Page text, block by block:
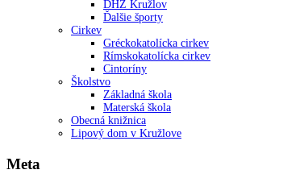
DHZ Kružlov
Ďalšie športy
Cirkev
Gréckokatolícka cirkev
Rímskokatolícka cirkev
Cintoríny
Školstvo
Základná škola
Materská škola
Obecná knižnica
Lipový dom v Kružlove
Meta